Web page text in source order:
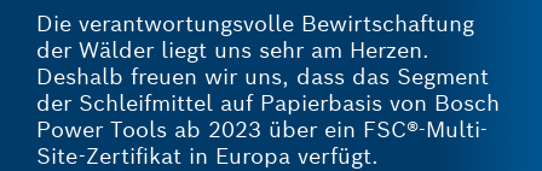
Die verantwortungsvolle Bewirtschaftung
der Wälder liegt uns sehr am Herzen.
Deshalb freuen wir uns, dass das Segment
der Schleifmittel auf Papierbasis von Bosch
Power Tools ab 2023 über ein FSC®-Multi-
Site-Zertifikat in Europa verfügt.